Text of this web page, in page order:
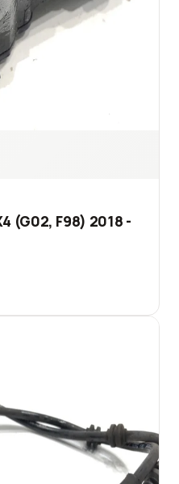
(G02, F98) 2018 -